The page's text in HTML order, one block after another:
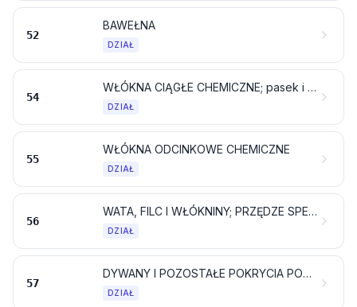
52
BAWEŁNA
DZIAŁ
54
WŁÓKNA CIĄGŁE CHEMICZNE; pasek i TYM podobne z materiałów włókienniczych chemicznych
DZIAŁ
55
WŁÓKNA ODCINKOWE CHEMICZNE
DZIAŁ
56
WATA, FILC I WŁÓKNINY; PRZĘDZE SPECJALNE; SZPAGAT, POWROZY, LINKI I LINY ORAZ ARTYKUŁY Z NICH
DZIAŁ
57
DYWANY I POZOSTAŁE POKRYCIA PODŁOGOWE WŁÓKIENNICZE
DZIAŁ